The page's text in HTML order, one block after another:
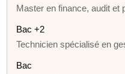
Master en finance, audit et
Bac +2
Technicien spécialisé en
Bac